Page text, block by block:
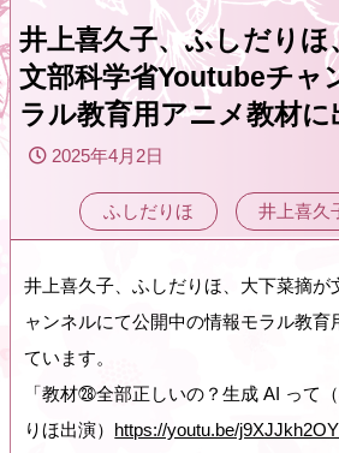
井上喜久子、ふしだりほ
文部科学省Youtubeチャ
ラル教育用アニメ教材に
2025年4月2日
ふしだりほ 井上喜久
井上喜久子、ふしだりほ、大下菜摘が
ャンネルにて公開中の情報モラル教育
ています。
「教材㉘全部正しいの？生成 AI って
りほ出演） https://youtu.be/